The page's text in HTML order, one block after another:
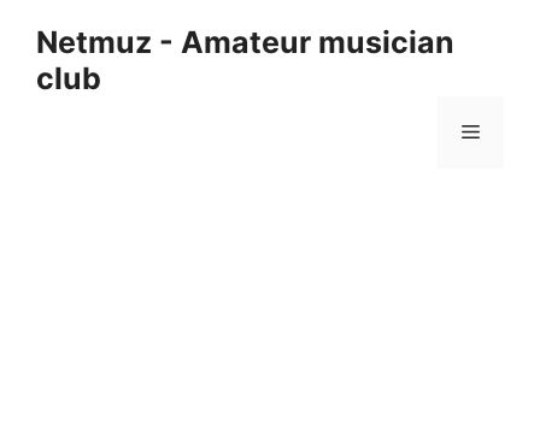
Netmuz - Amateur musician
club
메